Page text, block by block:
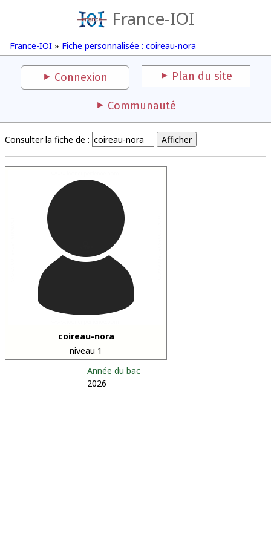
France-IOI
France-IOI » Fiche personnalisée : coireau-nora
Connexion Plan du site
Communauté
Consulter la fiche de :
coireau-nora
niveau 1
Année du bac
2026